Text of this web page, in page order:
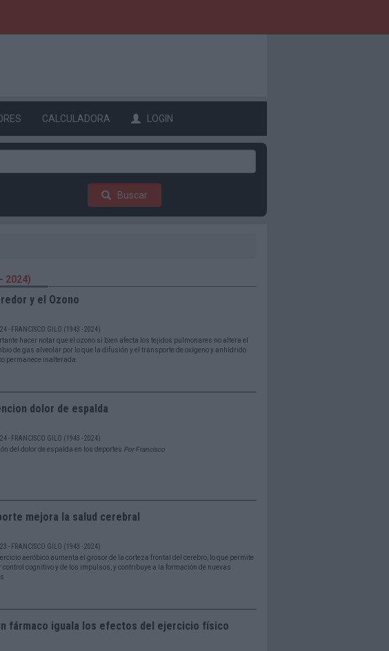
CALCULADORA LOGIN
Buscar
2024)
y el Ozono
- FRANCISCO GILO (1943 - 2024)
hacer notar que el ozono si bien afecta los tejidos pulmonares no altera el
de gas alveolar por lo que la difusión y el transporte de oxígeno y anhídrido
permanece inalterada.
dolor de espalda
- FRANCISCO GILO (1943 - 2024)
del dolor de espalda en los deportes Por Francisco
mejora la salud cerebral
- FRANCISCO GILO (1943 - 2024)
aeróbico aumenta el grosor de la corteza frontal del cerebro, lo que permite
control cognitivo y de los impulsos, y contribuye a la formación de nuevas
fármaco iguala los efectos del ejercicio físico